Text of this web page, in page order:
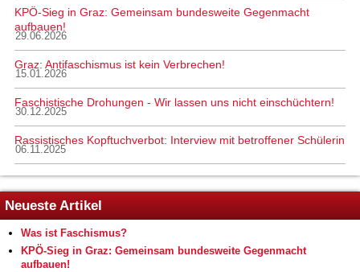
KPÖ-Sieg in Graz: Gemeinsam bundesweite Gegenmacht
aufbauen!
29.06.2026
Graz: Antifaschismus ist kein Verbrechen!
15.01.2026
Faschistische Drohungen - Wir lassen uns nicht einschüchtern!
30.12.2025
Rassistisches Kopftuchverbot: Interview mit betroffener Schülerin
06.11.2025
Neueste Artikel
Was ist Faschismus?
KPÖ-Sieg in Graz: Gemeinsam bundesweite Gegenmacht
aufbauen!